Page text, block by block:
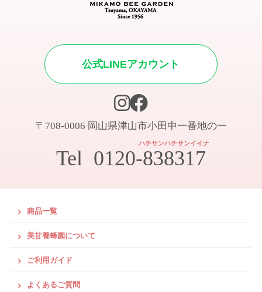
公式LINEアカウント
〒708-0006 岡山県津山市小田中一番地の一
ハチサンハチサンイイナ
Tel 0120-838317
商品一覧
美甘養蜂園について
ご利用ガイド
よくあるご質問